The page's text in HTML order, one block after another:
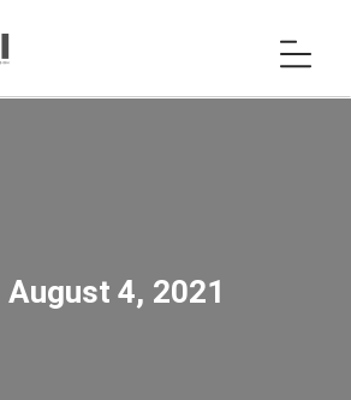
August 4, 2021